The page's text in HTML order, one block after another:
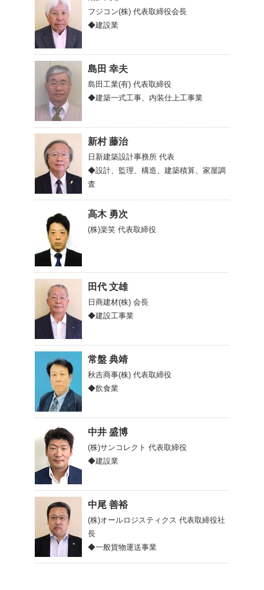
フジコン(株) 代表取締役会長
◆建設業
島田 幸夫
島田工業(有) 代表取締役
◆建築一式工事、内装仕上工事業
新村 藤治
日新建築設計事務所 代表
◆設計、監理、構造、建築積算、家屋調
査
高木 勇次
(株)楽笑 代表取締役
田代 文雄
日商建材(株) 会長
◆建設工事業
常盤 典靖
秋吉商事(株) 代表取締役
◆飲食業
中井 盛博
(株)サンコレクト 代表取締役
◆建設業
中尾 善裕
(株)オールロジスティクス 代表取締役社
長
◆一般貨物運送事業